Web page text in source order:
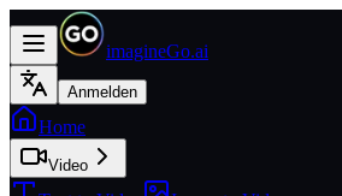
imagineGo.ai
Anmelden
Home
Video